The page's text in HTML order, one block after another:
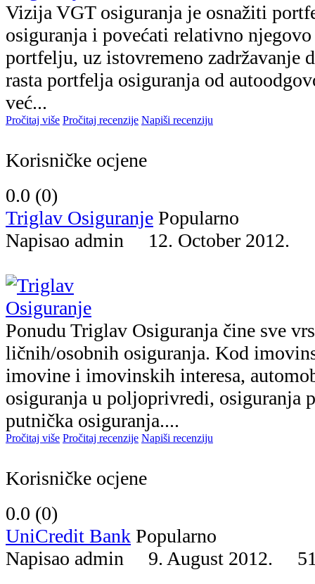
Vizija VGT osiguranja je osnažiti
osiguranja i povećati relativno
portfelju, uz istovremeno zadržavanje
rasta portfelja osiguranja od
već...
Pročitaj više Pročitaj recenzije Napiši recenziju
Korisničke ocjene
0.0 (0)
Triglav Osiguranje Popularno
Napisao admin 12. October 2012.
Ponudu Triglav Osiguranja čine sve
ličnih/osobnih osiguranja. Kod
imovine i imovinskih interesa,
osiguranja u poljoprivredi, osiguranja
putnička osiguranja....
Pročitaj više Pročitaj recenzije Napiši recenziju
Korisničke ocjene
0.0 (0)
UniCredit Bank Popularno
Napisao admin 9. August 2012.